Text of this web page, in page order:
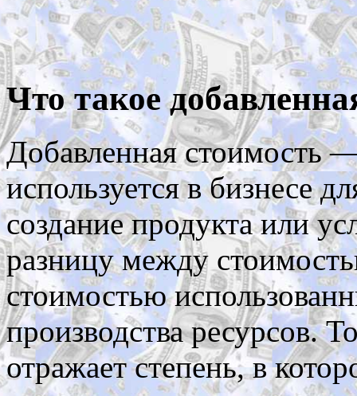
Что такое
Добавленная стоимость
используется в бизнесе
создание продукта или
разницу между
стоимостью
производства ресурсов.
отражает степень, в